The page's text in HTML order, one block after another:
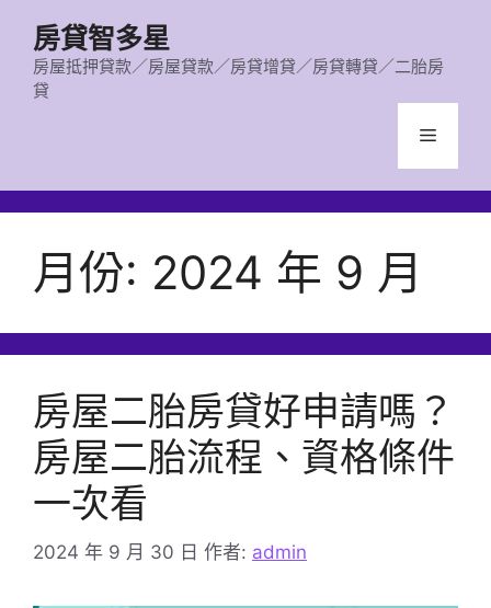
房貸智多星
房屋抵押貸款／房屋貸款／房貸增貸／房貸轉貸／二胎房
貸
選
月份: 2024 年 9 月
房屋二胎房貸好申請嗎？
房屋二胎流程、資格條件
一次看
2024 年 9 月 30 日 作者: admin